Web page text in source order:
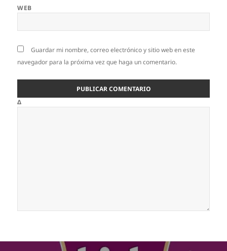
WEB
Guardar mi nombre, correo electrónico y sitio web en este
navegador para la próxima vez que haga un comentario.
Δ